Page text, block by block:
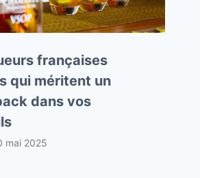
françaises
qui méritent un
dans vos
mai 2025